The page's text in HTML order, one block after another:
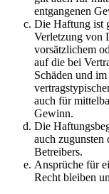
entgangenen
Die Haftung ist
Verletzung von
vorsätzlichem
auf die bei
Schäden und
auch für
Gewinn.
Die
auch
Betreibers.
Ansprüche für
Recht bleiben